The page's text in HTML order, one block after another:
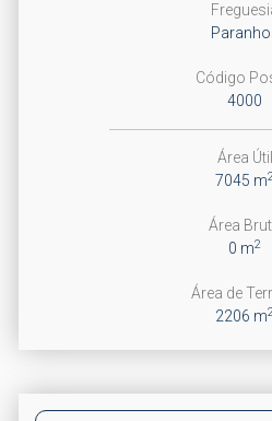
Código
4000
Área Útil
7045 m2
Área
0 m2
Área de
2206 m2